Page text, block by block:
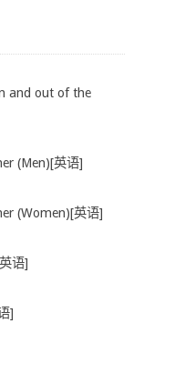
and out of the
(Men)[英语]
(Women)[英语]
语]
]